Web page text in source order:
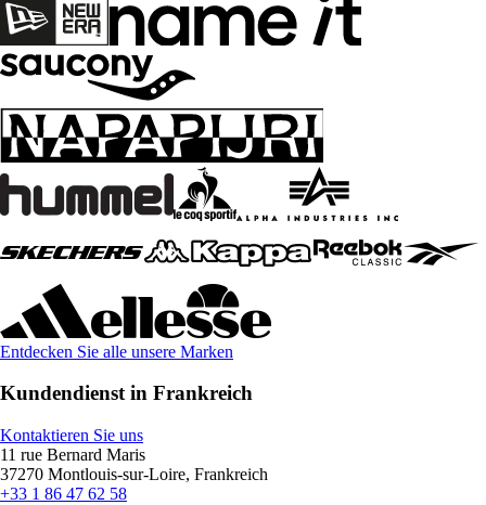
Entdecken Sie alle unsere Marken
Kundendienst in Frankreich
Kontaktieren Sie uns
11 rue Bernard Maris
37270 Montlouis-sur-Loire, Frankreich
+33 1 86 47 62 58